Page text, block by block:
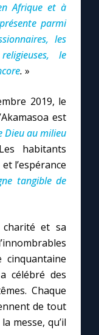
Afrique et à
parmi
les
le
. »
2019, le
est
Dieu au milieu
habitants
l’espérance
tangible de
et sa
cinquantaine
célébré des
Chaque
de tout
messe, qu’il